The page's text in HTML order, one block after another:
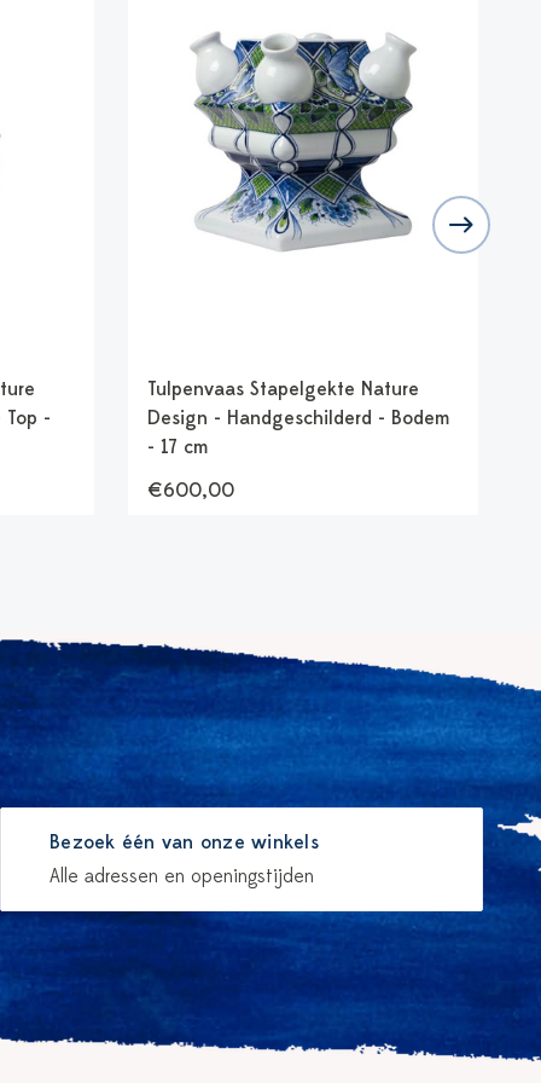
-
Tulpenvaas Stapelgekte Nature
Design - Handgeschilderd - Bodem
- 17 cm
€600,00
Bezoek één van onze winkels
Alle adressen en openingstijden